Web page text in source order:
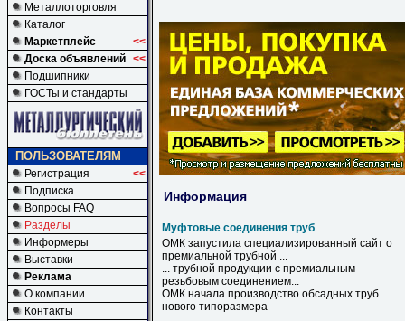
Металлоторговля
Каталог
Маркетплейс
<<
Доска объявлений <<
Подшипники
ГОСТы и стандарты
ПОЛЬЗОВАТЕЛЯМ
Регистрация
<<
Подписка
Вопросы FAQ
Разделы
Информеры
Выставки
Реклама
О компании
Контакты
Информация
Муфтовые соединения труб
ОМК запустила специализированный сайт о
премиальной трубной ...
... трубной продукции с премиальным
резьбовым соединением...
ОМК начала производство обсадных труб
нового типоразмера